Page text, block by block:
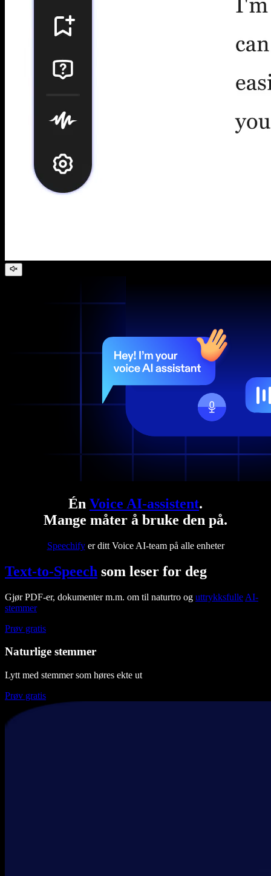
Én Voice AI-assistent.
Mange måter å bruke den på.
Speechifyer ditt Voice AI-team på alle enheter
Text-to-Speech som leser for deg
Gjør PDF-er, dokumenter m.m. om til naturtro og uttrykksfulle AI-
stemmer
Prøv gratis
Naturlige stemmer
Lytt med stemmer som høres ekte ut
Prøv gratis